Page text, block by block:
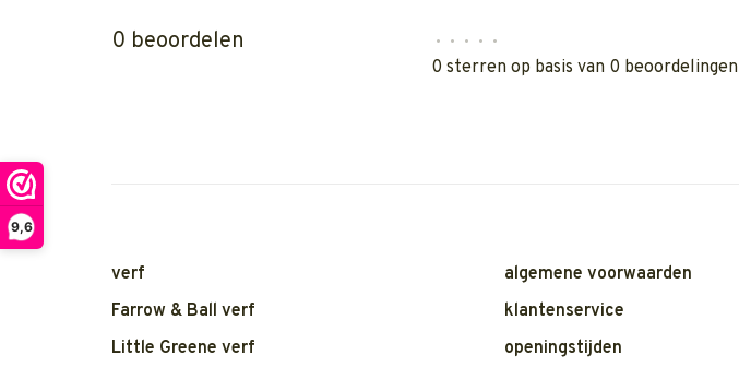
9,6
0 beoordelen • • • • •
0 sterren op basis van 0 beoordelingen
verf
Farrow & Ball verf
Little Greene verf
algemene voorwaarden
klantenservice
openingstijden